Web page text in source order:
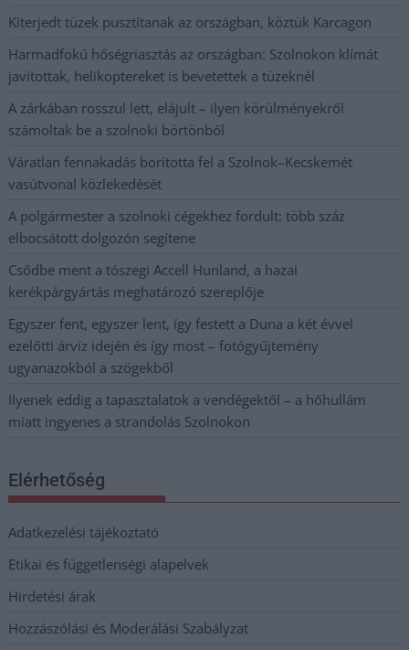
Kiterjedt tüzek pusztítanak az országban, köztük Karcagon
Harmadfokú hőségriasztás az országban: Szolnokon klímát
javítottak, helikoptereket is bevetettek a tüzeknél
A zárkában rosszul lett, elájult – ilyen körülményekről
számoltak be a szolnoki börtönből
Váratlan fennakadás borította fel a Szolnok–Kecskemét
vasútvonal közlekedését
A polgármester a szolnoki cégekhez fordult: több száz
elbocsátott dolgozón segítene
Csődbe ment a tószegi Accell Hunland, a hazai
kerékpárgyártás meghatározó szereplője
Egyszer fent, egyszer lent, így festett a Duna a két évvel
ezelőtti árvíz idején és így most – fotógyűjtemény
ugyanazokból a szögekből
Ilyenek eddig a tapasztalatok a vendégektől – a hőhullám
miatt ingyenes a strandolás Szolnokon
Elérhetőség
Adatkezelési tájékoztató
Etikai és függetlenségi alapelvek
Hirdetési árak
Hozzászólási és Moderálási Szabályzat